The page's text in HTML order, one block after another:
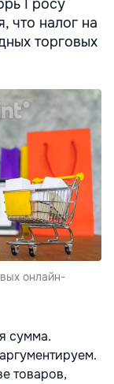
Гросу
что налог на
торговых
онлайн-
сумма.
товаров,